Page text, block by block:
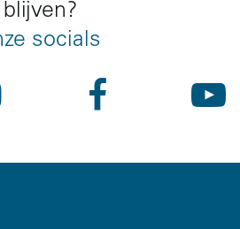
socials